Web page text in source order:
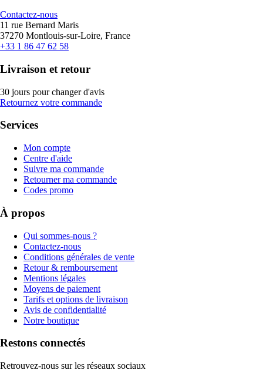
Contactez-nous
11 rue Bernard Maris
37270 Montlouis-sur-Loire, France
+33 1 86 47 62 58
Livraison et retour
30 jours pour changer d'avis
Retournez votre commande
Services
Mon compte
Centre d'aide
Suivre ma commande
Retourner ma commande
Codes promo
À propos
Qui sommes-nous ?
Contactez-nous
Conditions générales de vente
Retour & remboursement
Mentions légales
Moyens de paiement
Tarifs et options de livraison
Avis de confidentialité
Notre boutique
Restons connectés
Retrouvez-nous sur les réseaux sociaux